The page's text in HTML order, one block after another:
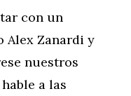
con un
Alex Zanardi y
nuestros
a las